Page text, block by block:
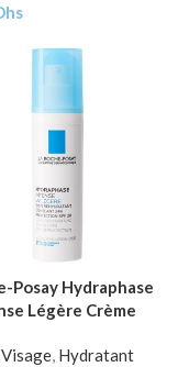
Posay Hydraphase
Légère Crème
à Mixte | 50ml
, Hydratant